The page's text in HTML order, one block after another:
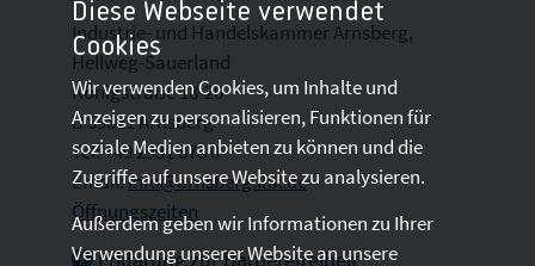
Industrie- und Handelskammer Arnsberg,
Hellweg-Sauerland
Königstraße 18-20
D 59821 Arnsberg
Tel: +49 2931 878 0
Email:info@arnsberg.ihk.de
Öffnungszeiten
Erklärung zur Barrierefreiheit
Diese Webseite verwendet
Cookies
Wir verwenden Cookies, um Inhalte und
Anzeigen zu personalisieren, Funktionen für
soziale Medien anbieten zu können und die
Zugriffe auf unsere Website zu analysieren.
Außerdem geben wir Informationen zu Ihrer
Verwendung unserer Website an unsere